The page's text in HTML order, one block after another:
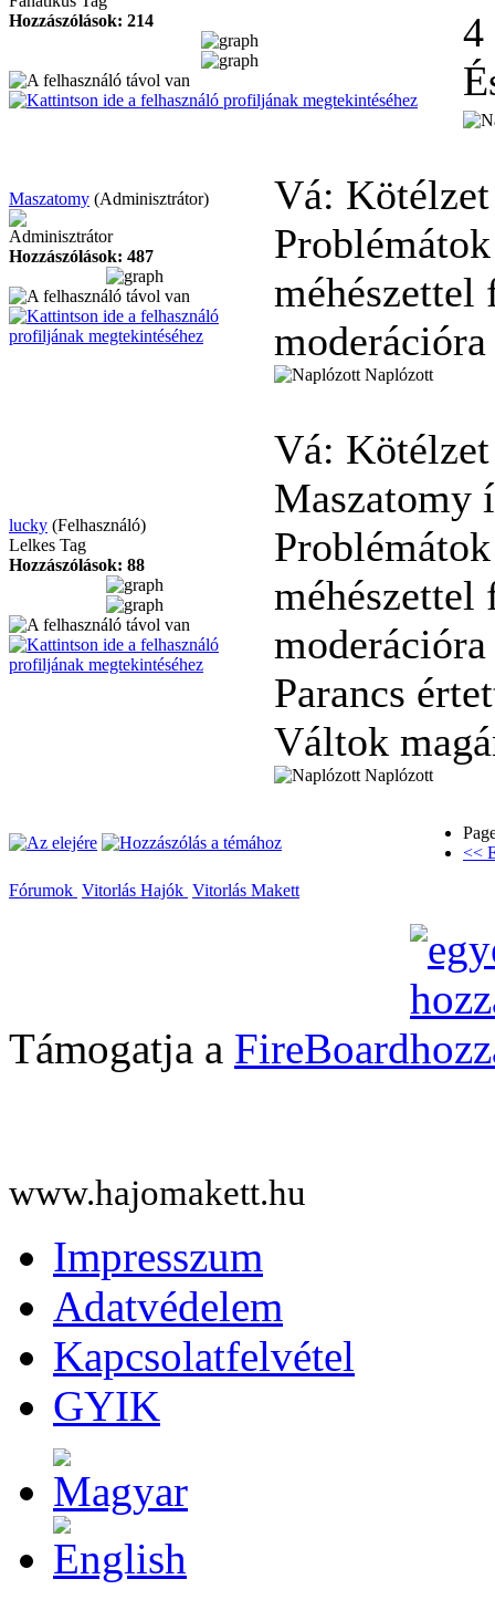
Hozzászólások: 214
4
Maszatomy (Adminisztrátor)
Adminisztrátor
Hozzászólások: 487
Vá:
Naplózott
lucky (Felhasználó)
Lelkes Tag
Hozzászólások: 88
Vá:
Maszatomy
Parancs
Váltok
Naplózott
<<
Fórumok Vitorlás Hajók Vitorlás Makett
Támogatja a FireBoard
www.hajomakett.hu
Impresszum
Adatvédelem
Kapcsolatfelvétel
GYIK